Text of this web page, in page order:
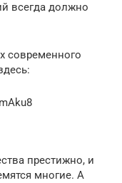
всегда должно
современного
престижно, и
многие. А